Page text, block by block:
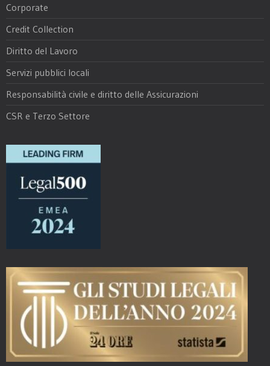
Corporate
Credit Collection
Diritto del Lavoro
Servizi pubblici locali
Responsabilità civile e diritto delle Assicurazioni
CSR e Terzo Settore